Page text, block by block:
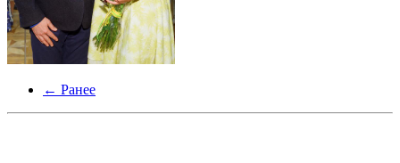
← Ранее